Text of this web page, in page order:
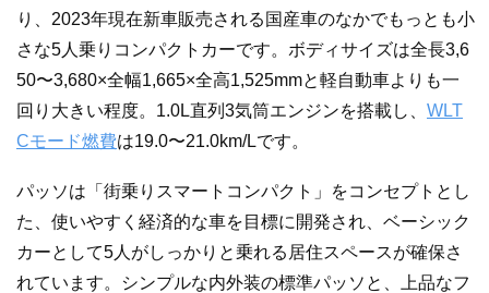
り、2023年現在新車販売される国産車のなかでもっとも小
さな5人乗りコンパクトカーです。ボディサイズは全長3,6
50〜3,680×全幅1,665×全高1,525mmと軽自動車よりも一
回り大きい程度。1.0L直列3気筒エンジンを搭載し、 WLT
Cモード燃費は19.0〜21.0km/Lです。
パッソは「街乗りスマートコンパクト」をコンセプトとし
た、使いやすく経済的な車を目標に開発され、ベーシック
カーとして5人がしっかりと乗れる居住スペースが確保さ
れています。シンプルな内外装の標準パッソと、上品なフ